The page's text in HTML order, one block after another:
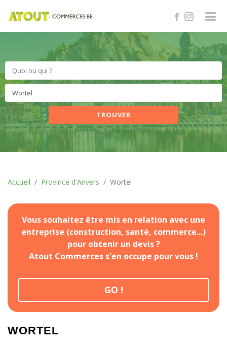
TROUVER
Accueil Province d'Anvers Wortel
Vous souhaitez être mis en relation avec une
entreprise (construction, santé, commerce...)
pour obtenir un devis ?
Atout Commerces s'en occupe pour vous !
GO !
WORTEL